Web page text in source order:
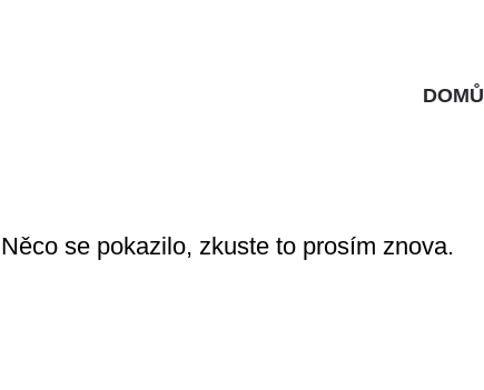
DOMŮ
Něco se pokazilo, zkuste to prosím znova.